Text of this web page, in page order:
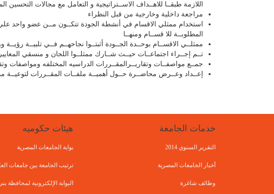
اللازمة طبقــا للاهــداف الاســتراتيجية و التعامل مع مجالات
مراجعة داخلية وخارجية من قبل النظراء
استخدام ممثلي الاقسام في أنشطة الجودة تتكــون مــن عضو واحد علي
المطلوبــة للا قســام ومنهــا
ممثلــي الاقســام بوحــدة الجــودة أثبتــوا نجاحهــم فــي تلبيــة
تــم إجــراء اجتماعــات حيــث شــارك ممثلــوا اللجان و منسقي المعايير
جمــع مواصفــات وتقاريــرالمقــررات الدراسيه المختلفه ومواصفات
إعــداد وعــرض محاضــرة حــول أهميــة ملفــات المقــررات لتوعيــة
خدمات الجامعة
التقرير السنوي 2014
أخبار الجامعات المصرية
وظائف شاغرة
هيئات حكوميه
بوابة الجامعات المصرية
ترتيب الجامعة بين جامعات
البوابة الإلكترونية لمحافظة